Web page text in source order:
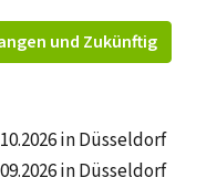
und Zukünftig
in Düsseldorf
in Düsseldorf